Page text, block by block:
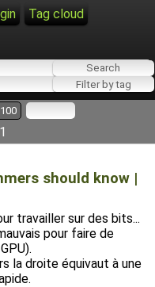
Tag cloud
100
should know |
travailler sur des bits...
pour faire de
la droite équivaut à une